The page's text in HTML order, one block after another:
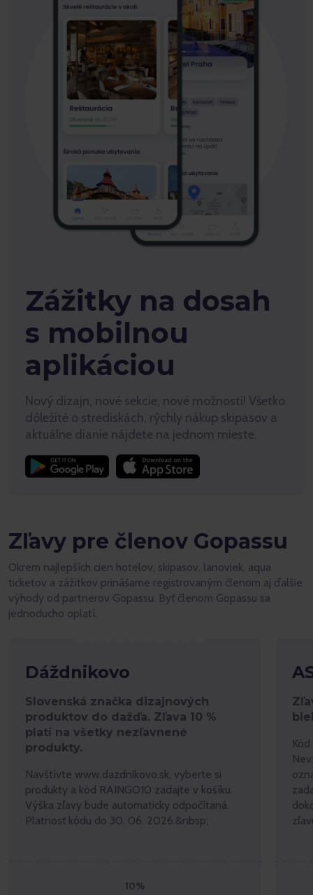
Zážitky na dosah
s mobilnou
aplikáciou
Nový dizajn, nové sekcie, nové možnosti! Všetko
dôležité o strediskách, rýchly nákup skipasov a
aktuálne dianie nájdete na jednom mieste.
Zľavy pre členov Gopassu
Okrem najlepších cien hotelov, skipasov, lanoviek, aqua
ticketov a zážitkov prinášame registrovaným členom aj ďalšie
výhody od partnerov Gopassu. Byť členom Gopassu sa
jednoducho oplatí.
Dáždnikovo
Slovenská značka dizajnových
produktov do dažďa. Zľava 10 %
platí na všetky nezľavnené
produkty.
Navštívte www.dazdnikovo.sk, vyberte si
produkty a kód RAINGO10 zadajte v košíku.
Výška zľavy bude automaticky odpočítaná.
Platnosť kódu do 30. 06. 2026.&nbsp;
10%